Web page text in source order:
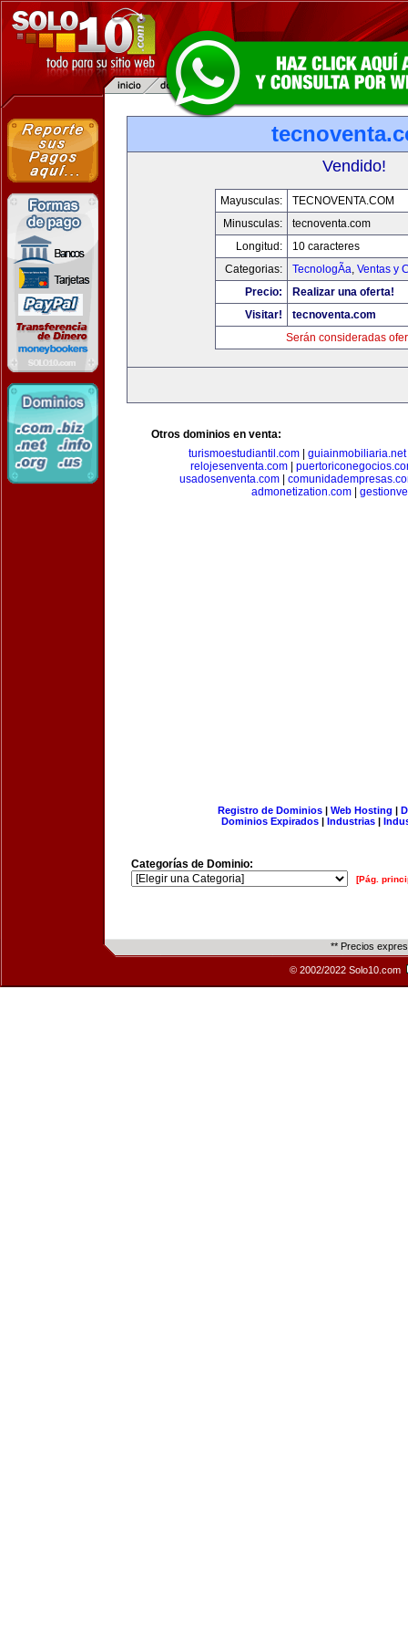
Vendido!
Mayusculas:
TECNOVENTA.COM
Minusculas:
tecnoventa.com
Longitud:
10 caracteres
Categorias:
TecnologÃ­a, Ventas y
Precio:
Realizar una oferta!
Visitar!
tecnoventa.com
Serán consideradas
Otros dominios en venta:
turismoestudiantil.com| guiainmobiliaria.net
relojesenventa.com|
usadosenventa.com|
admonetization.com|
Registro de Dominios| Web Hosting |
Dominios Expirados | Industrias |
Categorías de Dominio:
[Pág.
** Precios
© 2002/2022 Solo10.com